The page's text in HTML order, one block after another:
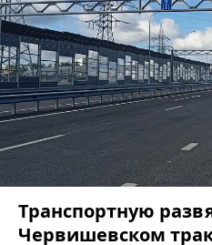
Транспортную
Червишевском